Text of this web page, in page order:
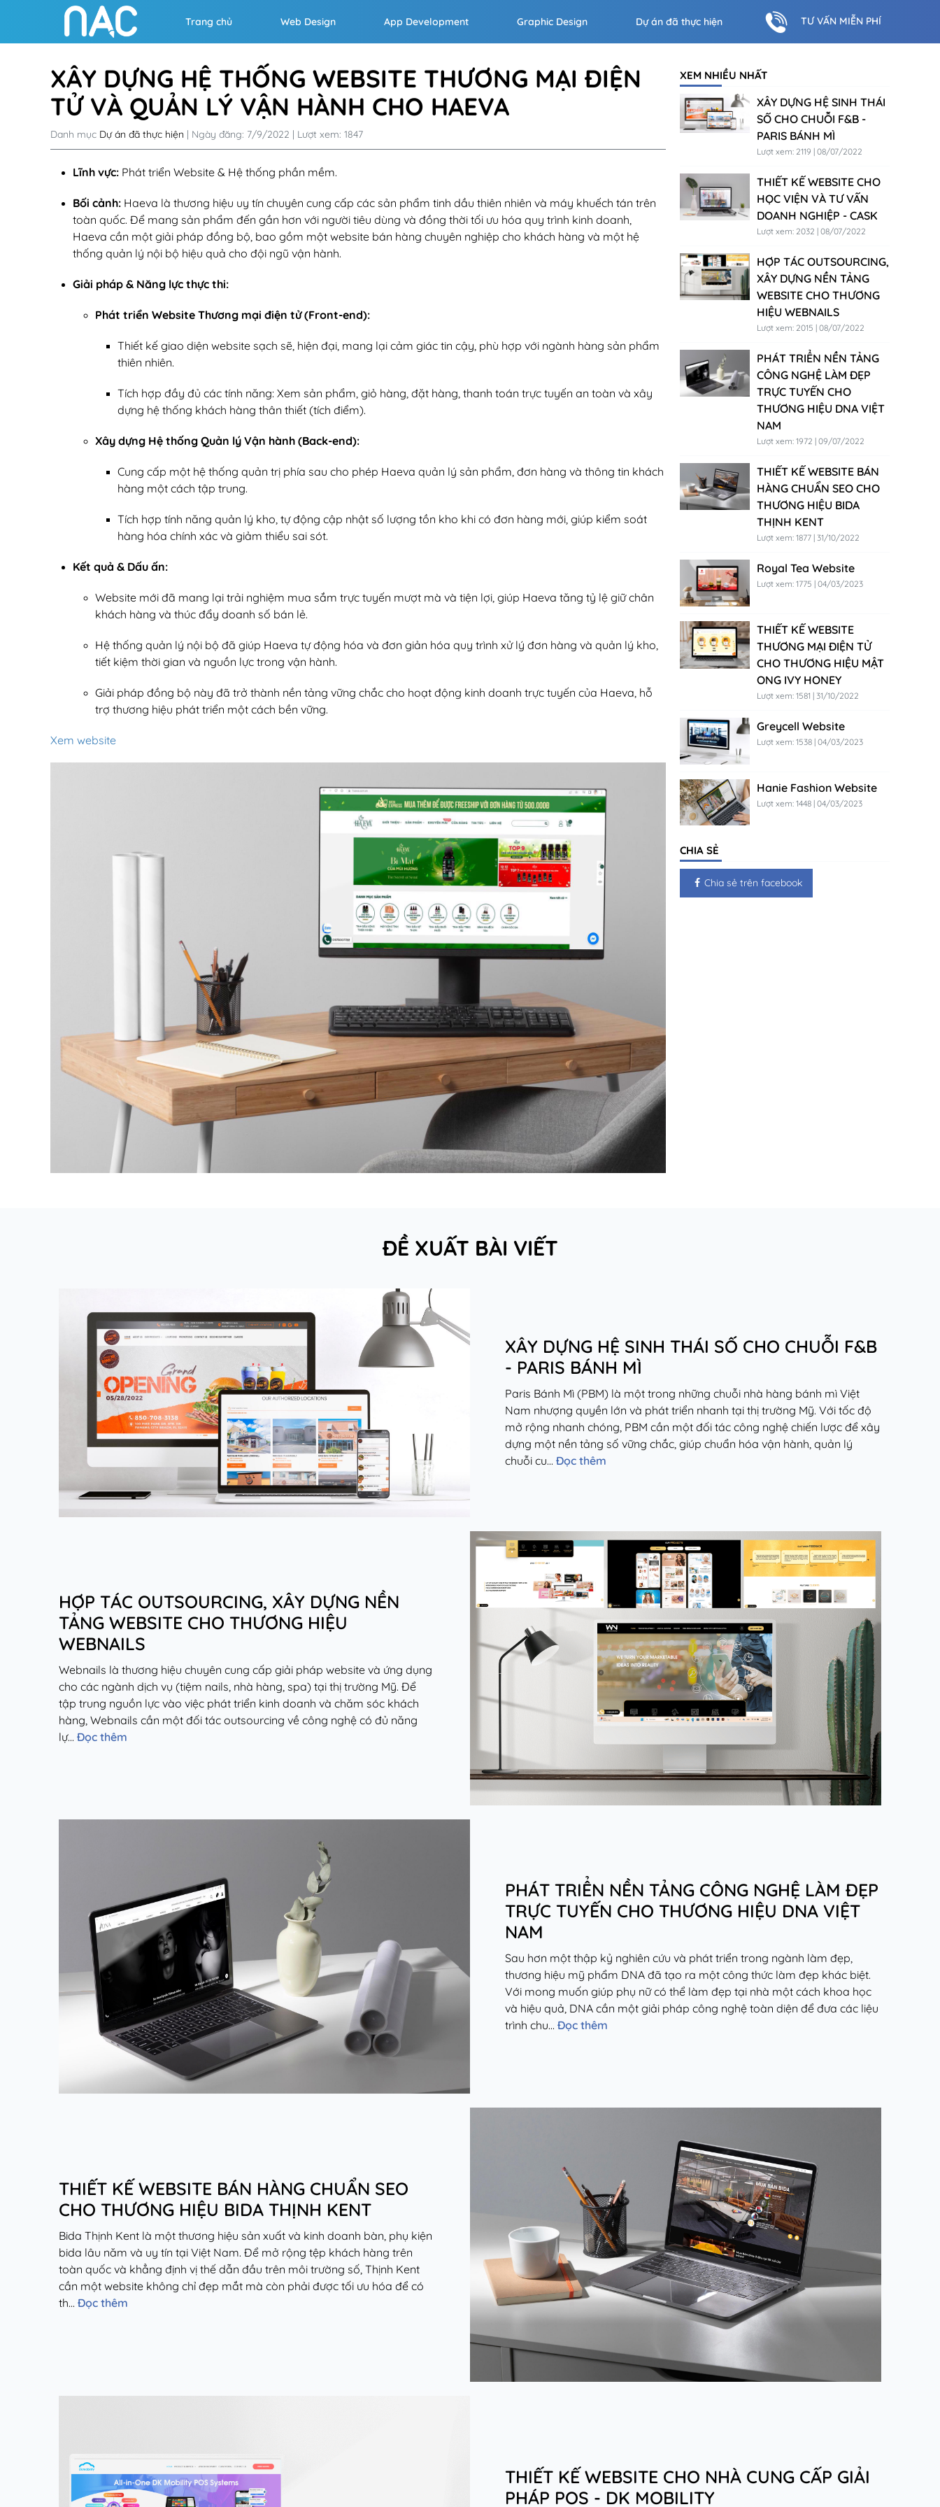
Trang chủ Web Design App Development Graphic Design Dự án đã thực hiện TƯ VẤN MIỄN PHÍ
XÂY DỰNG HỆ THỐNG WEBSITE THƯƠNG MẠI ĐIỆN
TỬ VÀ QUẢN LÝ VẬN HÀNH CHO HAEVA
Danh mục Dự án đã thực hiện | Ngày đăng: 7/9/2022 | Lượt xem: 1847
Lĩnh vực: Phát triển Website & Hệ thống phần mềm.
Bối cảnh: Haeva là thương hiệu uy tín chuyên cung cấp các sản phẩm tinh dầu thiên nhiên và máy khuếch tán trên
toàn quốc. Để mang sản phẩm đến gần hơn với người tiêu dùng và đồng thời tối ưu hóa quy trình kinh doanh,
Haeva cần một giải pháp đồng bộ, bao gồm một website bán hàng chuyên nghiệp cho khách hàng và một hệ
thống quản lý nội bộ hiệu quả cho đội ngũ vận hành.
Giải pháp & Năng lực thực thi:
Phát triển Website Thương mại điện tử (Front-end):
Thiết kế giao diện website sạch sẽ, hiện đại, mang lại cảm giác tin cậy, phù hợp với ngành hàng sản phẩm
thiên nhiên.
Tích hợp đầy đủ các tính năng: Xem sản phẩm, giỏ hàng, đặt hàng, thanh toán trực tuyến an toàn và xây
dựng hệ thống khách hàng thân thiết (tích điểm).
Xây dựng Hệ thống Quản lý Vận hành (Back-end):
Cung cấp một hệ thống quản trị phía sau cho phép Haeva quản lý sản phẩm, đơn hàng và thông tin khách
hàng một cách tập trung.
Tích hợp tính năng quản lý kho, tự động cập nhật số lượng tồn kho khi có đơn hàng mới, giúp kiểm soát
hàng hóa chính xác và giảm thiểu sai sót.
Kết quả & Dấu ấn:
Website mới đã mang lại trải nghiệm mua sắm trực tuyến mượt mà và tiện lợi, giúp Haeva tăng tỷ lệ giữ chân
khách hàng và thúc đẩy doanh số bán lẻ.
Hệ thống quản lý nội bộ đã giúp Haeva tự động hóa và đơn giản hóa quy trình xử lý đơn hàng và quản lý kho,
tiết kiệm thời gian và nguồn lực trong vận hành.
Giải pháp đồng bộ này đã trở thành nền tảng vững chắc cho hoạt động kinh doanh trực tuyến của Haeva, hỗ
trợ thương hiệu phát triển một cách bền vững.
Xem website
XEM NHIỀU NHẤT
XÂY DỰNG HỆ SINH THÁI
SỐ CHO CHUỖI F&B -
PARIS BÁNH MÌ
Lượt xem: 2119 | 08/07/2022
THIẾT KẾ WEBSITE CHO
HỌC VIỆN VÀ TƯ VẤN
DOANH NGHIỆP - CASK
Lượt xem: 2032 | 08/07/2022
HỢP TÁC OUTSOURCING,
XÂY DỰNG NỀN TẢNG
WEBSITE CHO THƯƠNG
HIỆU WEBNAILS
Lượt xem: 2015 | 08/07/2022
PHÁT TRIỂN NỀN TẢNG
CÔNG NGHỆ LÀM ĐẸP
TRỰC TUYẾN CHO
THƯƠNG HIỆU DNA VIỆT
NAM
Lượt xem: 1972 | 09/07/2022
THIẾT KẾ WEBSITE BÁN
HÀNG CHUẨN SEO CHO
THƯƠNG HIỆU BIDA
THỊNH KENT
Lượt xem: 1877 | 31/10/2022
Royal Tea Website
Lượt xem: 1775 | 04/03/2023
THIẾT KẾ WEBSITE
THƯƠNG MẠI ĐIỆN TỬ
CHO THƯƠNG HIỆU MẬT
ONG IVY HONEY
Lượt xem: 1581 | 31/10/2022
Greycell Website
Lượt xem: 1538 | 04/03/2023
Hanie Fashion Website
Lượt xem: 1448 | 04/03/2023
CHIA SẺ
Chia sẻ trên facebook
ĐỀ XUẤT BÀI VIẾT
XÂY DỰNG HỆ SINH THÁI SỐ CHO CHUỖI F&B
- PARIS BÁNH MÌ
Paris Bánh Mì (PBM) là một trong những chuỗi nhà hàng bánh mì Việt
Nam nhượng quyền lớn và phát triển nhanh tại thị trường Mỹ. Với tốc độ
mở rộng nhanh chóng, PBM cần một đối tác công nghệ chiến lược để xây
dựng một nền tảng số vững chắc, giúp chuẩn hóa vận hành, quản lý
chuỗi cu... Đọc thêm
HỢP TÁC OUTSOURCING, XÂY DỰNG NỀN
TẢNG WEBSITE CHO THƯƠNG HIỆU
WEBNAILS
Webnails là thương hiệu chuyên cung cấp giải pháp website và ứng dụng
cho các ngành dịch vụ (tiệm nails, nhà hàng, spa) tại thị trường Mỹ. Để
tập trung nguồn lực vào việc phát triển kinh doanh và chăm sóc khách
hàng, Webnails cần một đối tác outsourcing về công nghệ có đủ năng
lự... Đọc thêm
PHÁT TRIỂN NỀN TẢNG CÔNG NGHỆ LÀM ĐẸP
TRỰC TUYẾN CHO THƯƠNG HIỆU DNA VIỆT
NAM
Sau hơn một thập kỷ nghiên cứu và phát triển trong ngành làm đẹp,
thương hiệu mỹ phẩm DNA đã tạo ra một công thức làm đẹp khác biệt.
Với mong muốn giúp phụ nữ có thể làm đẹp tại nhà một cách khoa học
và hiệu quả, DNA cần một giải pháp công nghệ toàn diện để đưa các liệu
trình chu... Đọc thêm
THIẾT KẾ WEBSITE BÁN HÀNG CHUẨN SEO
CHO THƯƠNG HIỆU BIDA THỊNH KENT
Bida Thịnh Kent là một thương hiệu sản xuất và kinh doanh bàn, phụ kiện
bida lâu năm và uy tín tại Việt Nam. Để mở rộng tệp khách hàng trên
toàn quốc và khẳng định vị thế dẫn đầu trên môi trường số, Thịnh Kent
cần một website không chỉ đẹp mắt mà còn phải được tối ưu hóa để có
th... Đọc thêm
THIẾT KẾ WEBSITE CHO NHÀ CUNG CẤP GIẢI
PHÁP POS - DK MOBILITY